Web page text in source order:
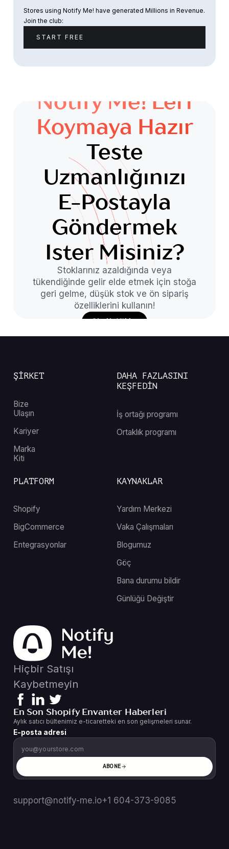
Stores using Notify Me! have generated Millions in Revenue.
Join the club:
START FREE
Notify Me!'leri
Koymaya Hazır
Teste
Uzmanlığınızı
E-Postayla
Göndermek
Ister Misiniz?
Stoklarınız azaldığında veya
tükendiğinde gelir elde etmek için stoğa
geri gelme, düşük stok ve ön sipariş
özelliklerini kullanın!
Şimdi Yükle
ŞİRKET
Bize
Ulaşın
Kariyer
Marka
Kiti
KAYNAKLAR
Yardım Merkezi
Vaka Çalışmaları
Blogumuz
Göç
Bana durumu bildir
Günlüğü Değiştir
DAHA FAZLASINI
KEŞFEDİN
İş ortağı programı
Ortaklık programı
PLATFORM
Shopify
BigCommerce
Entegrasyonlar
Hiçbir Satışı
Kaybetmeyin
En Son Shopify Envanter Haberleri
Aylık satıcı bültenimiz e-ticaretteki en son gelişmeleri sunar.
E-posta adresi
ABONE
support@notify-me.io+1 604-373-9085